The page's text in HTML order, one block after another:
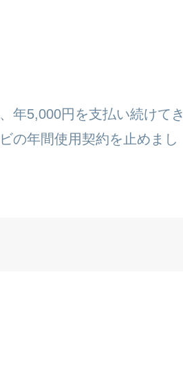
年5,000円を支払い続けてき
の年間使用契約を止めまし